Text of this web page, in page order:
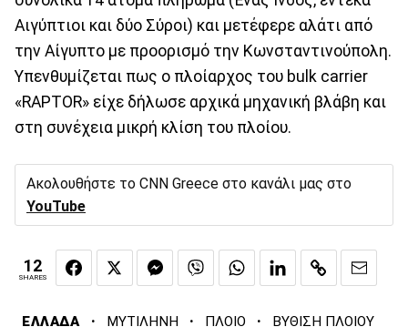
Αιγύπτιοι και δύο Σύροι) και μετέφερε αλάτι από
την Αίγυπτο με προορισμό την Κωνσταντινούπολη.
Υπενθυμίζεται πως ο πλοίαρχος του bulk carrier
«RAPTOR» είχε δήλωσε αρχικά μηχανική βλάβη και
στη συνέχεια μικρή κλίση του πλοίου.
Ακολουθήστε το CNN Greece στο κανάλι μας στο
YouTube
12
SHARES
ΕΛΛΑΔΑ · ΜΥΤΙΛΗΝΗ · ΠΛΟΙΟ · ΒΥΘΙΣΗ ΠΛΟΙΟΥ